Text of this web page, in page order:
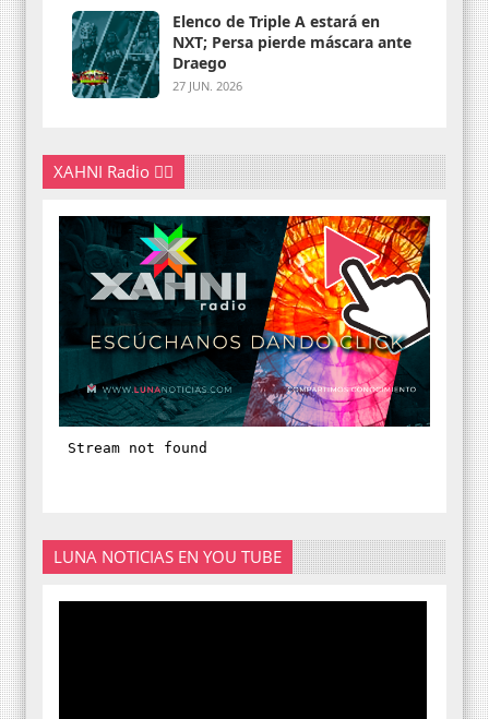
Elenco de Triple A estará en
NXT; Persa pierde máscara ante
Draego
27 JUN. 2026
XAHNI Radio 👇🏽
LUNA NOTICIAS EN YOU TUBE